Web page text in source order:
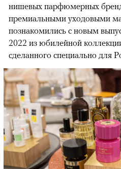
нишевых парфюмерных
премиальными уходовыми
познакомились с новым
2022 из юбилейной
сделанного специально для